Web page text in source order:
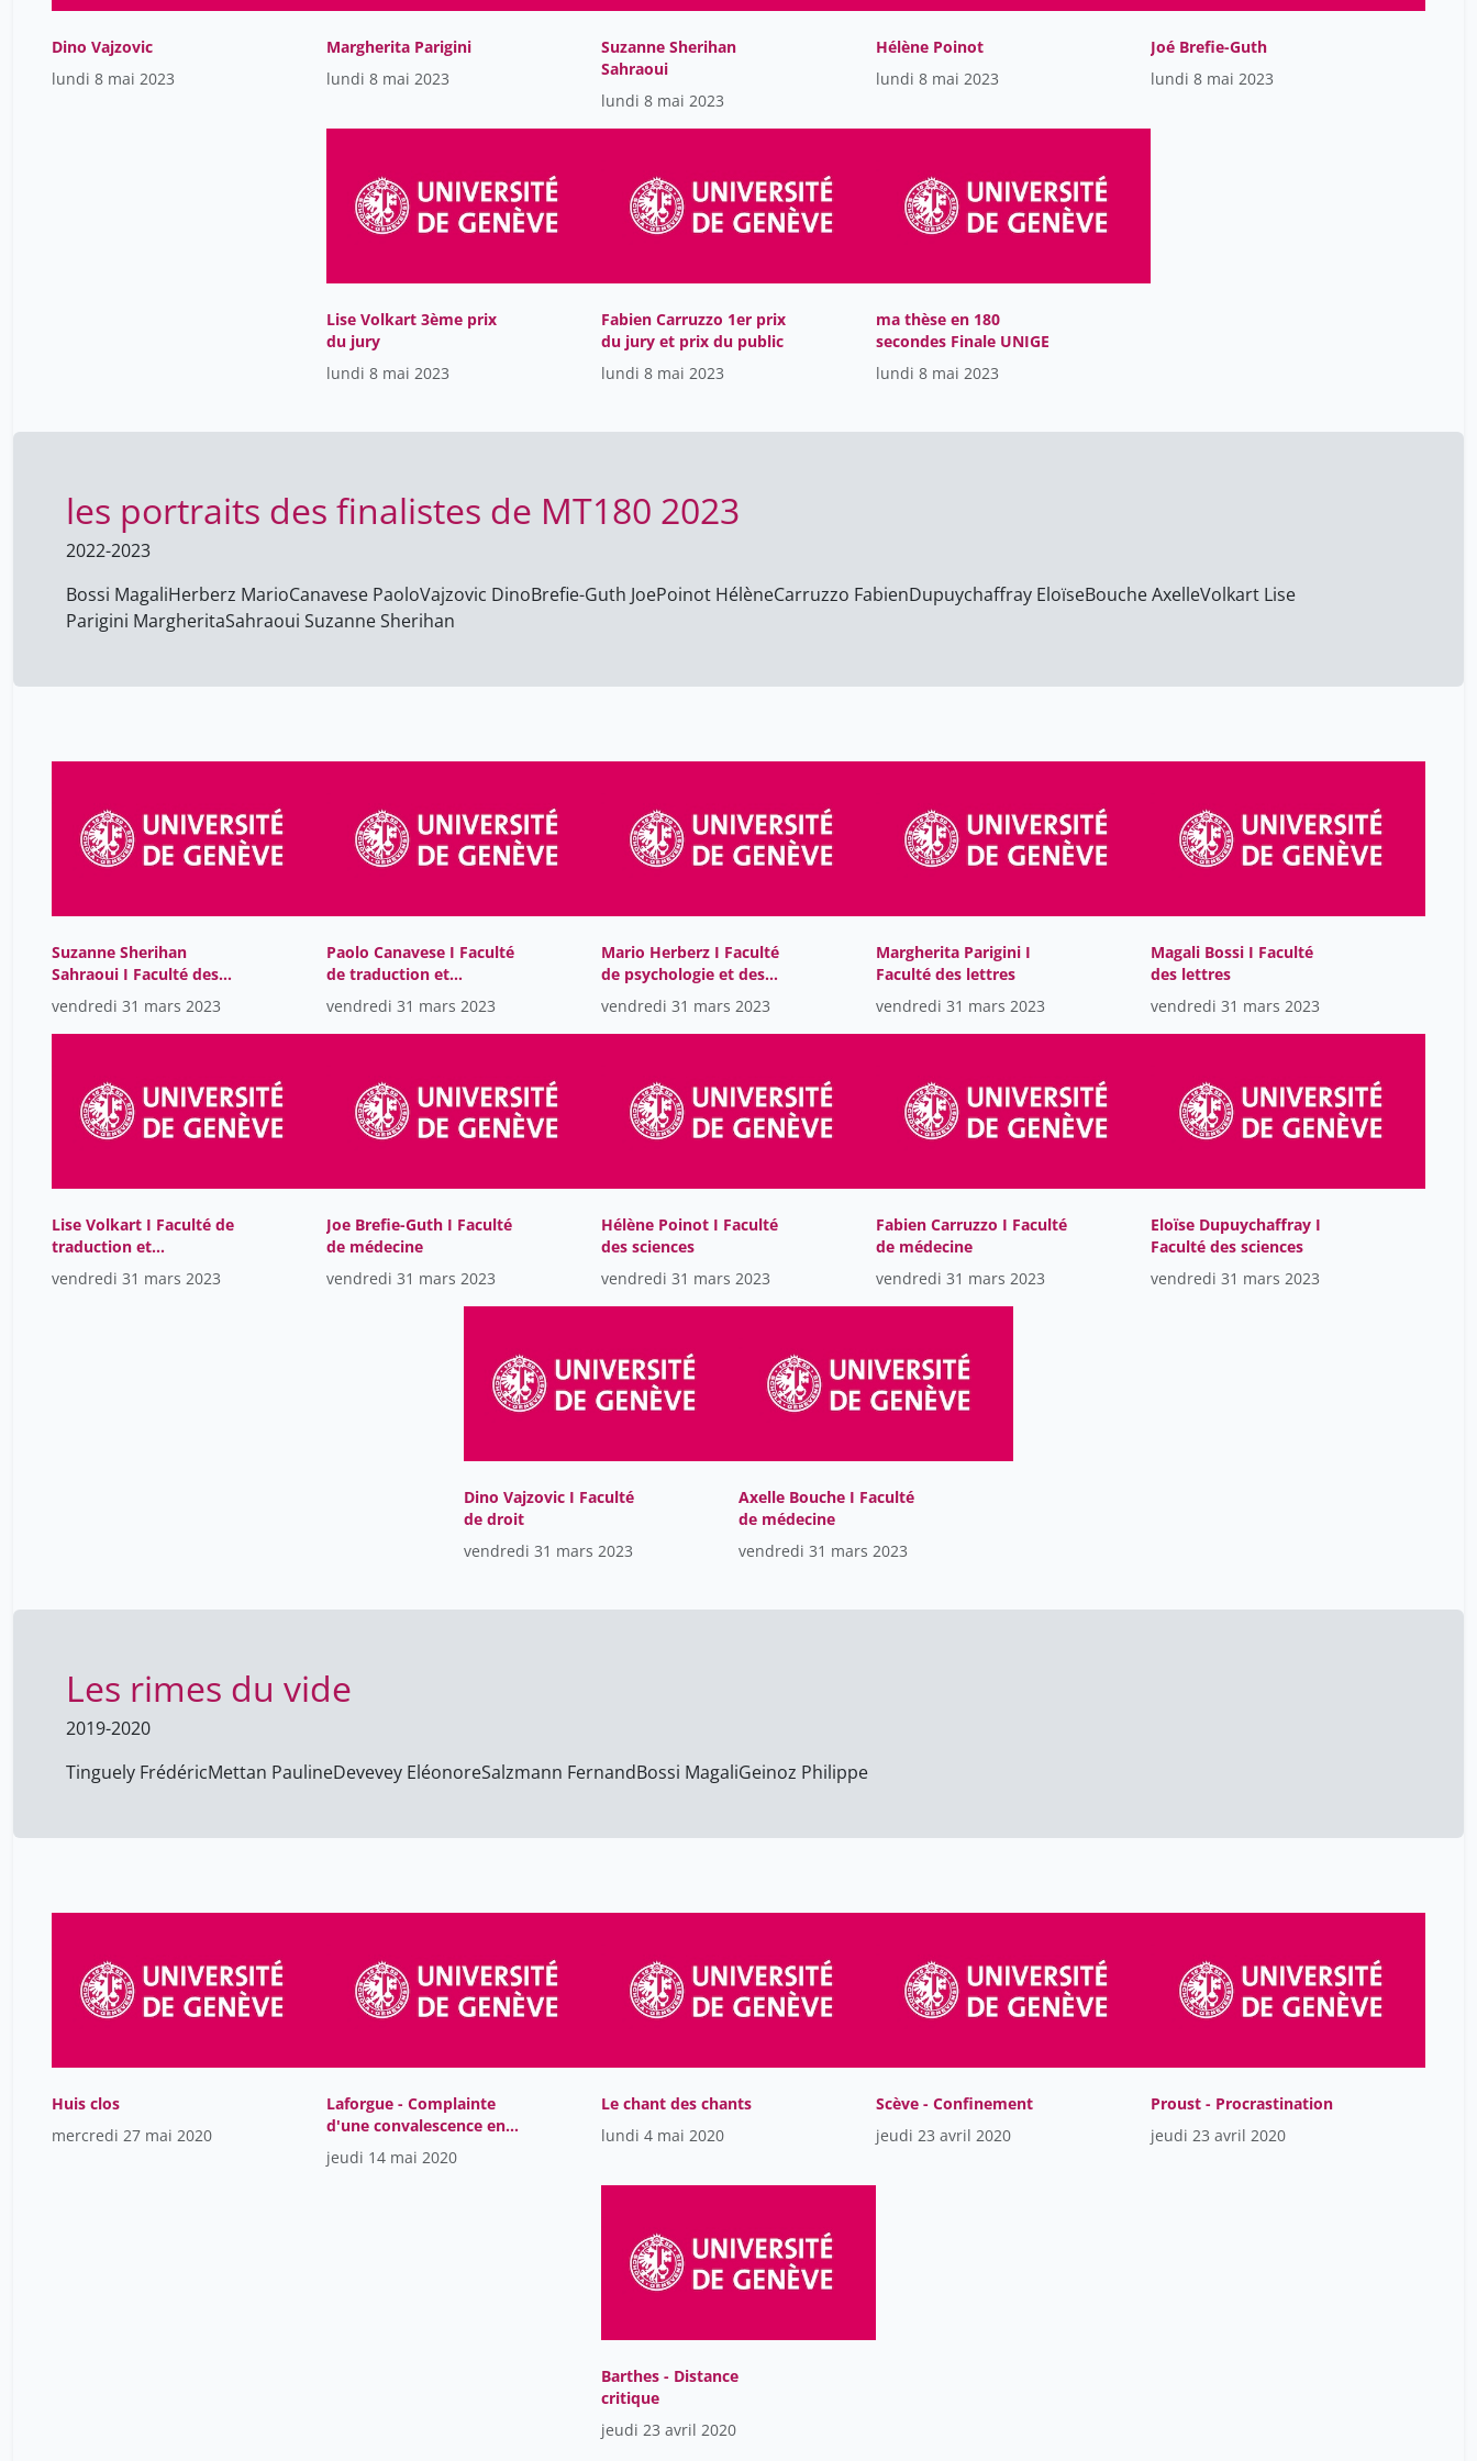
Fonjallaz Marie 9
Geinoz Philippe
Gyl Vigneron
Hirt Irène
Humbert Laure
Mistretta Alessia
Pellegrini Tamara 15
Piketty Guillaume 15
Roch Martin
Roman Héloïse
Rosenthal Olivia
Salzmann Fernand 6
Schaub Mallory 13
Taithe Bertrand
Terrier Jean
grandjean michel 15
Dino Vajzovic
lundi 8 mai 2023
Margherita Parigini
lundi 8 mai 2023
Suzanne Sherihan
Sahraoui
lundi 8 mai 2023
Hélène Poinot
lundi 8 mai 2023
Joé Brefie-Guth
lundi 8 mai 2023
Lise Volkart 3ème prix
du jury
lundi 8 mai 2023
Fabien Carruzzo 1er prix
du jury et prix du public
lundi 8 mai 2023
ma thèse en 180
secondes Finale UNIGE
lundi 8 mai 2023
les portraits des finalistes de MT180 2023
2022-2023
Bossi MagaliHerberz MarioCanavese PaoloVajzovic DinoBrefie-Guth JoePoinot HélèneCarruzzo FabienDupuychaffray EloïseBouche AxelleVolkart Lise
Parigini MargheritaSahraoui Suzanne Sherihan
Suzanne Sherihan
Sahraoui I Faculté des
sciences
vendredi 31 mars 2023
Paolo Canavese I Faculté
de traduction et
d'interprétation 2 weeks
ago
vendredi 31 mars 2023
Mario Herberz I Faculté
de psychologie et des
sciences de l'éducation
vendredi 31 mars 2023
Margherita Parigini I
Faculté des lettres
vendredi 31 mars 2023
Magali Bossi I Faculté
des lettres
vendredi 31 mars 2023
Lise Volkart I Faculté de
traduction et
d'interprétation
vendredi 31 mars 2023
Joe Brefie-Guth I Faculté
de médecine
vendredi 31 mars 2023
Hélène Poinot I Faculté
des sciences
vendredi 31 mars 2023
Fabien Carruzzo I Faculté
de médecine
vendredi 31 mars 2023
Eloïse Dupuychaffray I
Faculté des sciences
vendredi 31 mars 2023
Dino Vajzovic I Faculté
de droit
vendredi 31 mars 2023
Axelle Bouche I Faculté
de médecine
vendredi 31 mars 2023
Les rimes du vide
2019-2020
Tinguely FrédéricMettan PaulineDevevey EléonoreSalzmann FernandBossi MagaliGeinoz Philippe
Huis clos
mercredi 27 mai 2020
Laforgue - Complainte
d'une convalescence en
mai
jeudi 14 mai 2020
Le chant des chants
lundi 4 mai 2020
Scève - Confinement
jeudi 23 avril 2020
Proust - Procrastination
jeudi 23 avril 2020
Barthes - Distance
critique
jeudi 23 avril 2020